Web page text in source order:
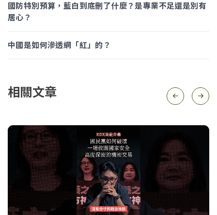
國防特別預算，藍白到底刪了什麼？是專業不足還是別有
居心？
中國是如何滲透網「紅」的？
相關文章